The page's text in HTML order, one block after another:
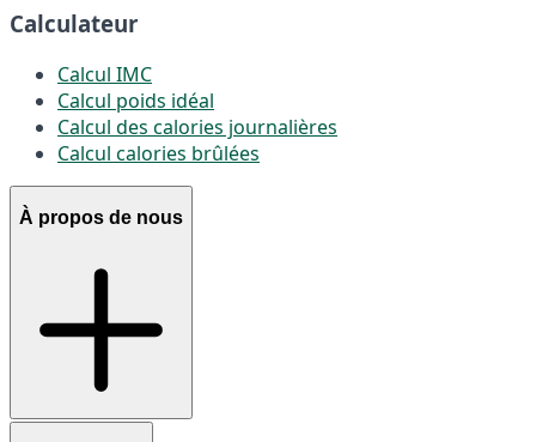
Calculateur
Calcul IMC
Calcul poids idéal
Calcul des calories journalières
Calcul calories brûlées
À propos de nous